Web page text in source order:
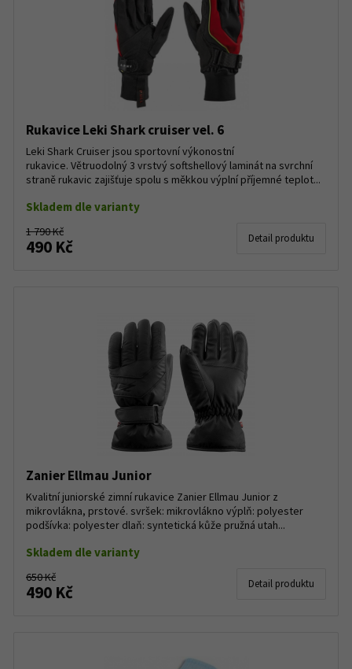
Rukavice Leki Shark cruiser vel. 6
Leki Shark Cruiser jsou sportovní výkonostní
rukavice. Větruodolný 3 vrstvý softshellový laminát na svrchní
straně rukavic zajišťuje spolu s měkkou výplní příjemné teplot...
Skladem dle varianty
1 790 Kč
490 Kč Detail produktu
Zanier Ellmau Junior
Kvalitní juniorské zimní rukavice Zanier Ellmau Junior z
mikrovlákna, prstové. svršek: mikrovlákno výplň: polyester
podšívka: polyester dlaň: syntetická kůže pružná utah...
Skladem dle varianty
650 Kč
490 Kč Detail produktu